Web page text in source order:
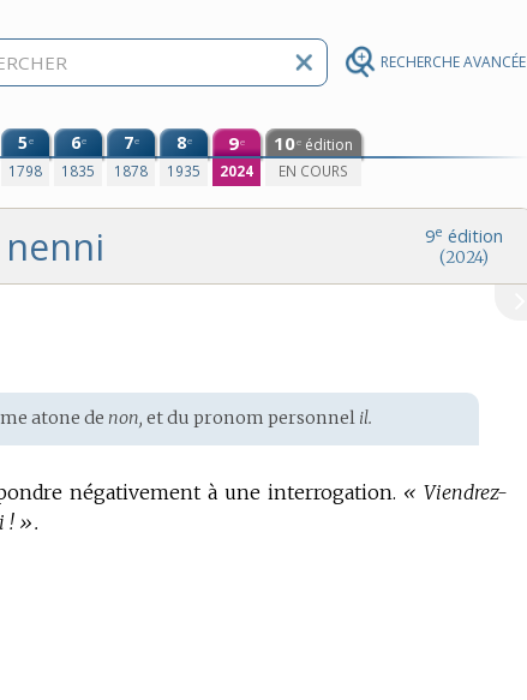
RECHERCHE AVANCÉE
5e
1798
6e
1835
7e
1878
8e
1935
9e
2024
10e édition
EN COURS
9e édition
(2024)
nenni
atone denon, et du pronom personnel il.
négativement à une interrogation. « Viendrez-
! ».